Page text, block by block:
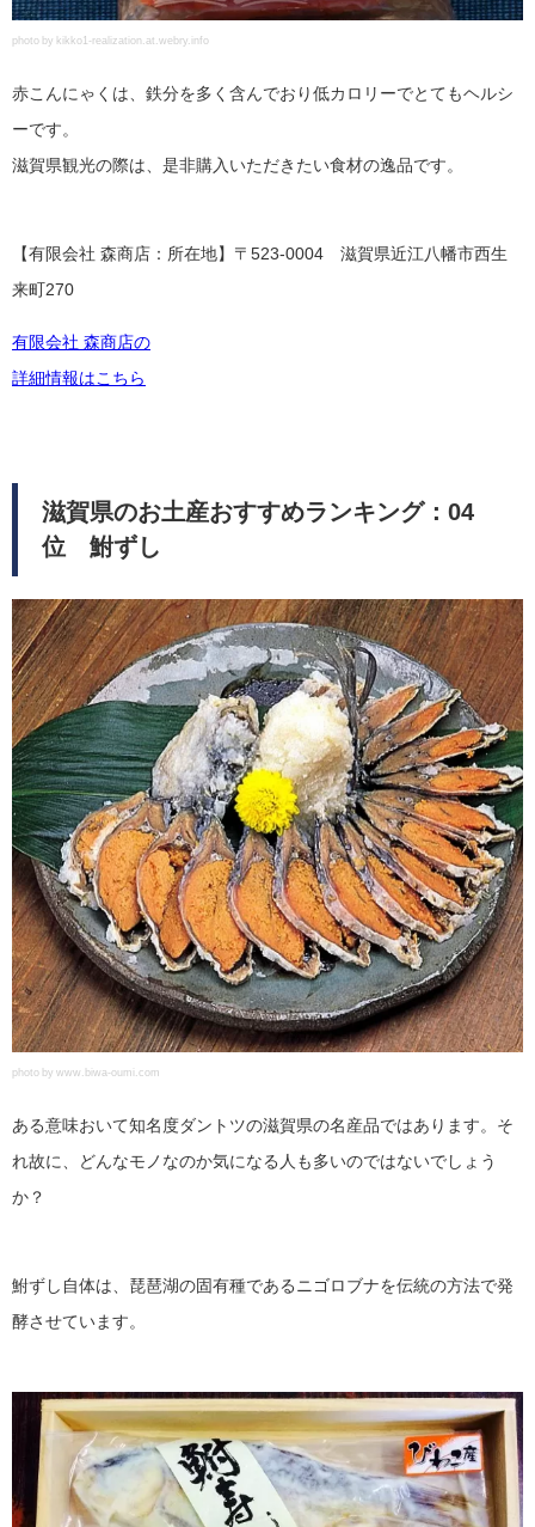
photo by kikko1-realization.at.webry.info
赤こんにゃくは、鉄分を多く含んでおり低カロリーでとてもヘルシ
ーです。
滋賀県観光の際は、是非購入いただきたい食材の逸品です。
【有限会社 森商店：所在地】〒523-0004 滋賀県近江八幡市西生
来町270
有限会社 森商店の
詳細情報はこちら
滋賀県のお土産おすすめランキング：04
位 鮒ずし
photo by www.biwa-oumi.com
ある意味おいて知名度ダントツの滋賀県の名産品ではあります。そ
れ故に、どんなモノなのか気になる人も多いのではないでしょう
か？
鮒ずし自体は、琵琶湖の固有種であるニゴロブナを伝統の方法で発
酵させています。